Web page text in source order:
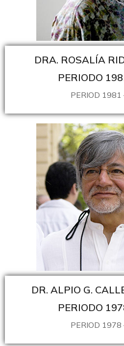
DRA. ROSALÍA
PERIODO
PERIOD 1981
DR. ALPIO G.
PERIODO
PERIOD 1978